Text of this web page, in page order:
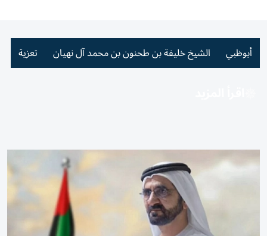
أبوظبي الشيخ خليفة بن طحنون بن محمد آل نهيان تعزية